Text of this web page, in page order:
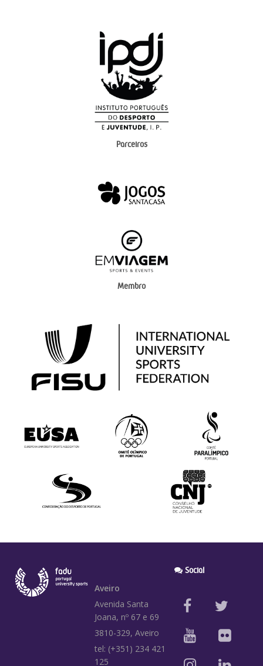
Parceiros
Membro
Aveiro
Avenida Santa
Joana, nº 67 e 69
3810-329, Aveiro
tel: (+351) 234 421
125
Social